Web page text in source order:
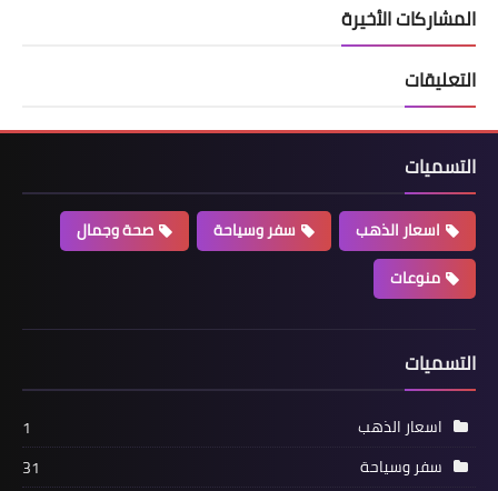
المشاركات الأخيرة
التعليقات
التسميات
اسعار الذهب سفر وسياحة
صحة وجمال
منوعات
التسميات
اسعار الذهب
1
سفر وسياحة
31